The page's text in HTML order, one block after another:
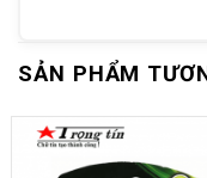
SẢN PHẨM